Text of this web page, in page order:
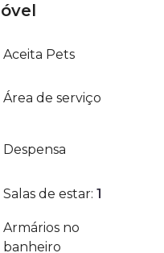
Aceita Pets
Área de serviço
Despensa
Salas de estar: 1
Armários no
banheiro